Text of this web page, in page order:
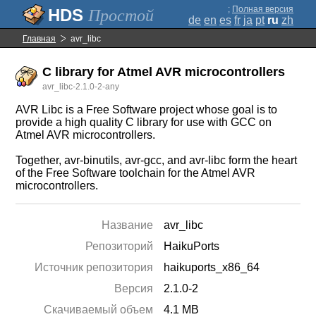
Простой ; Полная версия
de en es fr ja pt ru zh
Главная avr_libc
C library for Atmel AVR microcontrollers
avr_libc-2.1.0-2-any
AVR Libc is a Free Software project whose goal is to
provide a high quality C library for use with GCC on
Atmel AVR microcontrollers.
Together, avr-binutils, avr-gcc, and avr-libc form the heart
of the Free Software toolchain for the Atmel AVR
microcontrollers.
Название
avr_libc
Репозиторий
HaikuPorts
Источник репозитория
haikuports_x86_64
Версия
2.1.0-2
Скачиваемый объем
4.1 MB